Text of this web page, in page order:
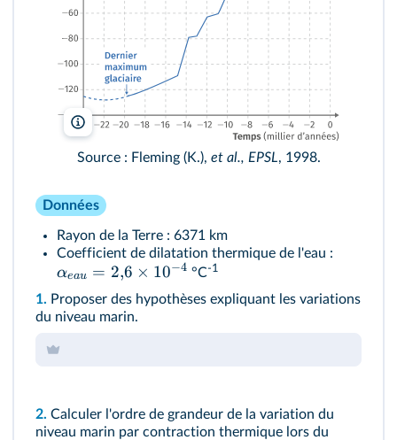
lelivrescolaire.fr
Source : Fleming (K.), et al., EPSL, 1998.
Données
Rayon de la Terre : 6371 km
Coefficient de dilatation thermique de l'eau :
αeau = 2,6 × 10−4 °C-1
1. Proposer des hypothèses expliquant les variations
du niveau marin.
2. Calculer l'ordre de grandeur de la variation du
niveau marin par contraction thermique lors du